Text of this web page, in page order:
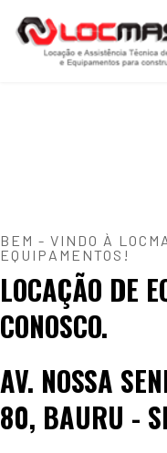
LOCAÇÃO DE
BEM - VINDO À
EQUIPAMENTOS!
LOCAÇÃO DE
CONOSCO.
AV. NOSSA
80, BAURU -